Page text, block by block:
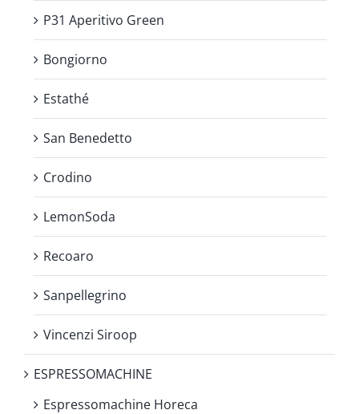
P31 Aperitivo Green
Bongiorno
Estathé
San Benedetto
Crodino
LemonSoda
Recoaro
Sanpellegrino
Vincenzi Siroop
ESPRESSOMACHINE
Espressomachine Horeca